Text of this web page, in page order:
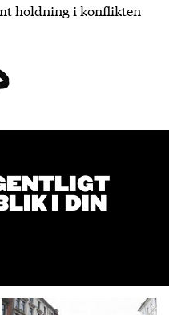
holdning i konflikten
I DIN